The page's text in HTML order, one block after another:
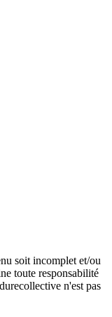
soit incomplet et/ou
toute responsabilité
n'est pas